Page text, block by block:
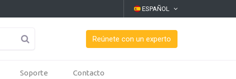
ESPAÑOL
Reúnete con un experto
Soporte Contacto